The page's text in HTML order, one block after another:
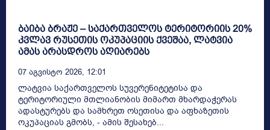
ბაიბა ბრაჟე – საქართველოს ტერიტორიის 20%
კვლავ რუსეთის ოკუპაციის ქვეშაა, ლატვია
ამას არასდროს აღიარებს
07 Აგვისტო 2026, 12:01
ლატვია საქართველოს სუვერენიტეტისა და
ტერიტორიული მთლიანობის მიმართ მხარდაჭერას
ადასტურებს და სამხრეთ ოსეთისა და აფხაზეთის
ოკუპაციას გმობს, - ამის შესახებ...